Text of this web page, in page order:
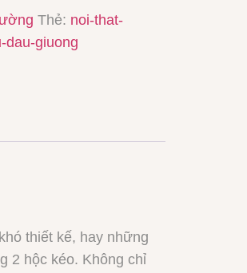
Thẻ: noi-that-
dau-giuong
thiết kế, hay những
2 hộc kéo. Không chỉ